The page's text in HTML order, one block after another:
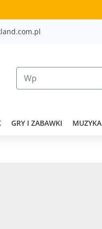
GRY I ZABAWKI MUZYKA